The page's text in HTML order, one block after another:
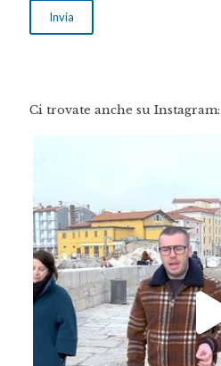
Ci trovate anche su